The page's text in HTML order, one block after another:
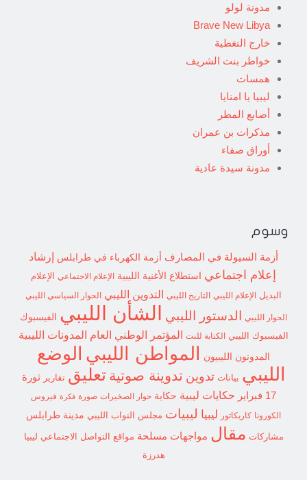
مدونة لولو
Brave New Libya
خارج التغطية
خواطر بنت الشريف
همسات
ليبيا يا امنايا
أصابع المطر
مذكرات بن عمران
أوراق صفاء
مدونة سيدة عادية
وسوم
أزمة السيولة في المصارف أزمة الكهرباء في طرابلس إرشاد
إعلام اجتماعي استطلاع الأغنية الليبية الإعلام الاجتماعي
الإعلام
البديل
الإعلام الليبي التاريخ الليبي التدوين الليبي الحوار السياسي الليبي
الحوار الليبي الدستور الليبي الشأن الليبي الفيسبوك
الفيسبوك الليبي الكتابة للنت المؤتمر الوطني العام المدونات الليبية
المدونون الليبيون المواطن الليبي الوضع
الليبي بيانات تدوين تدوينة صوتية تعليق تقارير
ثورة
17 فبراير
حكايات ليبية حكاية حوار الصخيرات صورة فكرة فيروس
الكورونا كاريكاتور ليبيا ليبيات مجلس النواب الليبي مدينة طرابلس
مشاركات مقال مواجهات مسلحة مواقع التواصل الاجتماعي ليبيا
هدرزة